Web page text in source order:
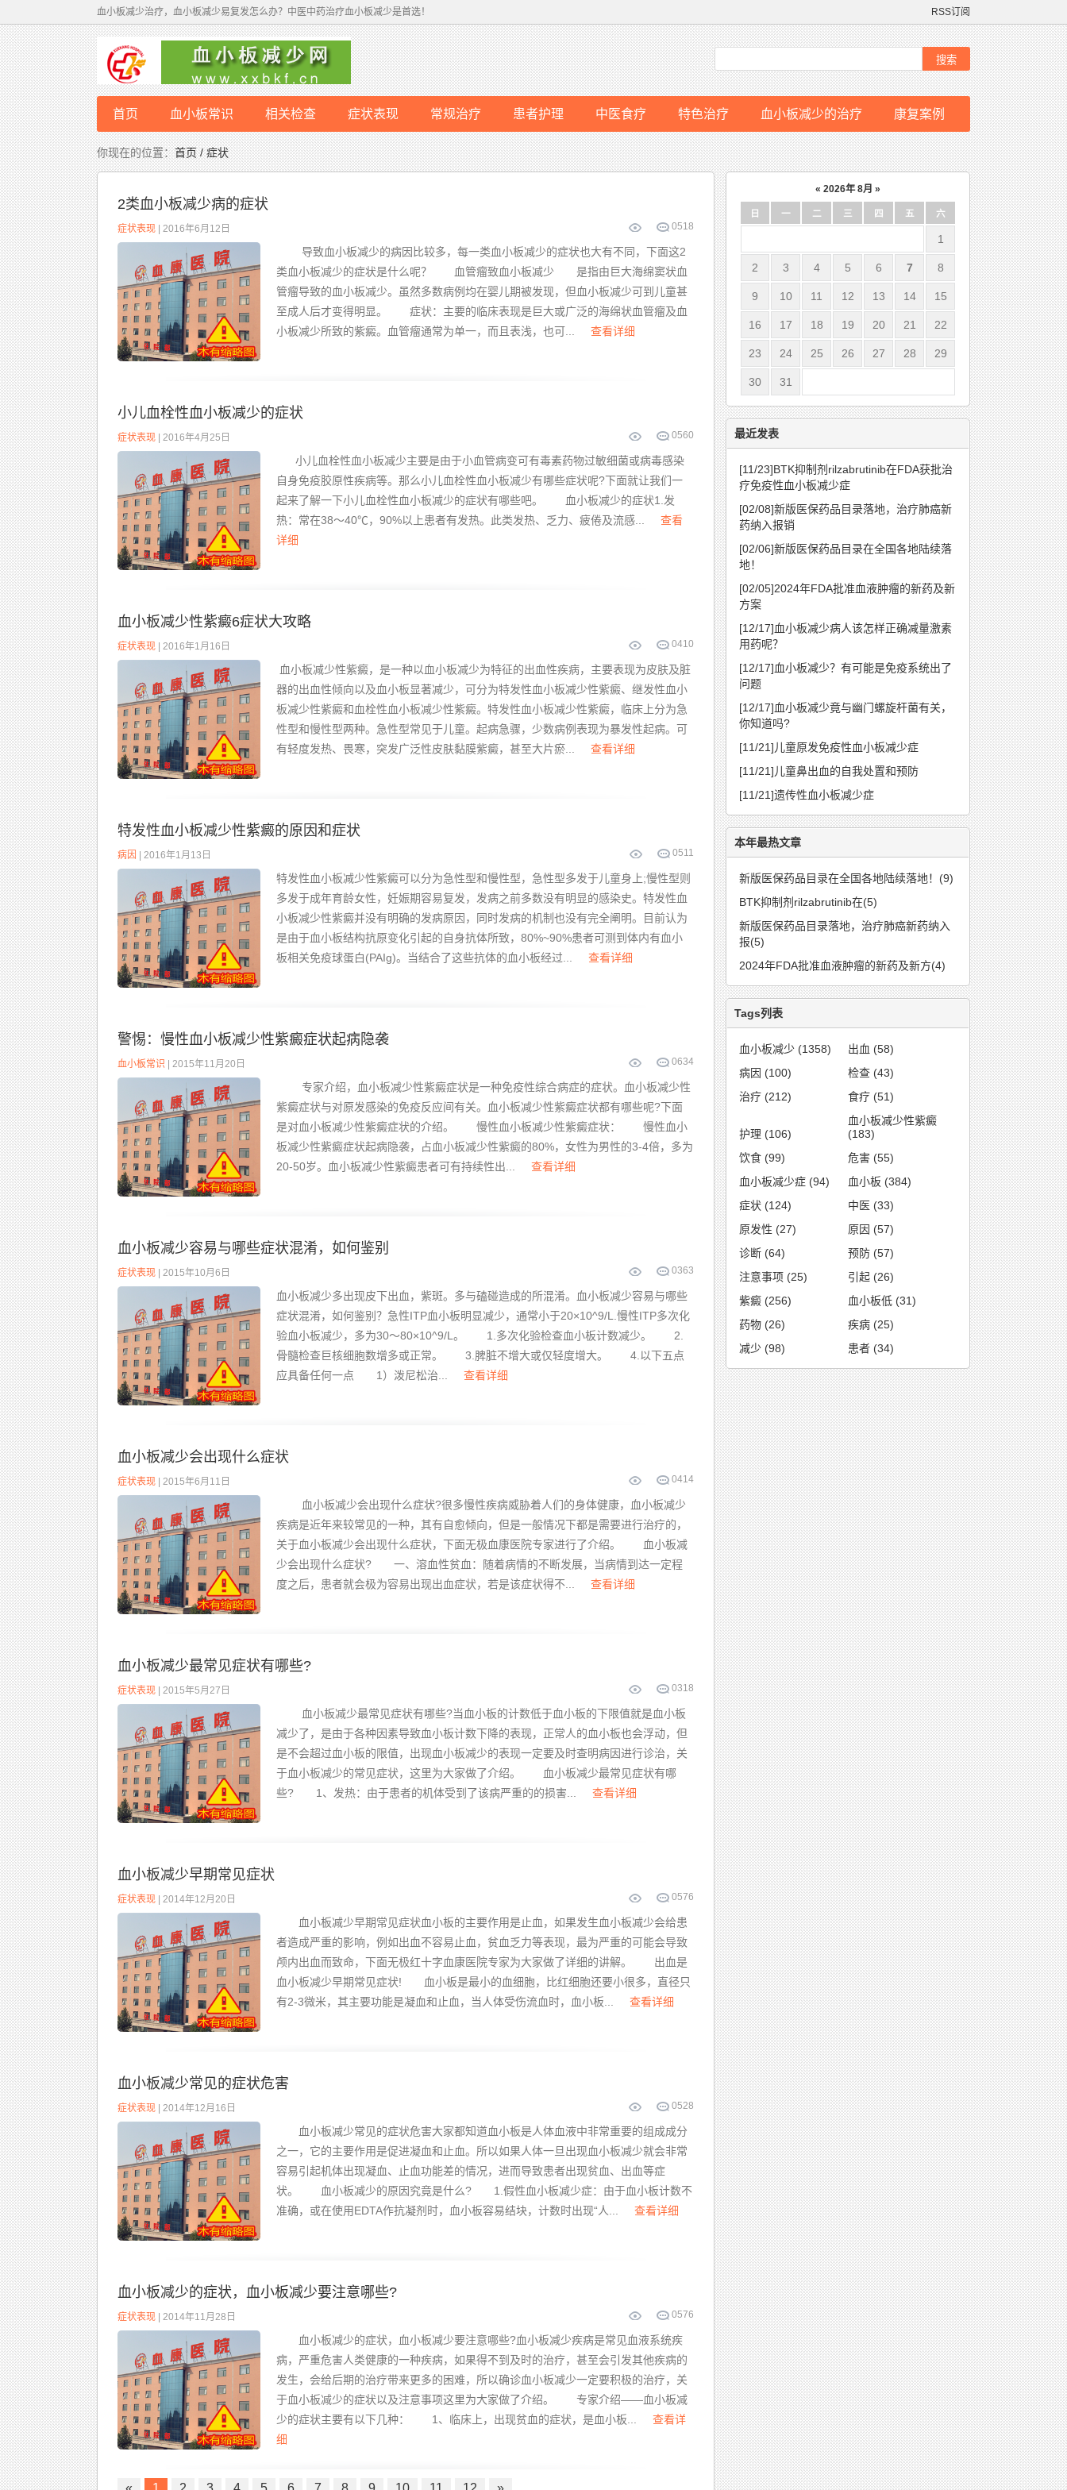
RSS订阅
血小板减少治疗，血小板减少易复发怎么办？中医中药治疗血小板减少是首选！
首页 血小板常识 相关检查 症状表现 常规治疗 患者护理 中医食疗 特色治疗 血小板减少的治疗 康复案例
病因
你现在的位置：首页 / 症状
2类血小板减少病的症状
518
0
症状表现 | 2016年6月12日
导致血小板减少的病因比较多，每一类血小板减少的症状也大有不同，下面这2
类血小板减少的症状是什么呢？ 血管瘤致血小板减少 是指由巨大海绵窦状血
管瘤导致的血小板减少。虽然多数病例均在婴儿期被发现，但血小板减少可到儿童甚
至成人后才变得明显。 症状：主要的临床表现是巨大或广泛的海绵状血管瘤及血
小板减少所致的紫癜。血管瘤通常为单一，而且表浅，也可...
查看详细
小儿血栓性血小板减少的症状
560
0
症状表现 | 2016年4月25日
小儿血栓性血小板减少主要是由于小血管病变可有毒素药物过敏细菌或病毒感染
自身免疫胶原性疾病等。那么小儿血栓性血小板减少有哪些症状呢?下面就让我们一
起来了解一下小儿血栓性血小板减少的症状有哪些吧。 血小板减少的症状1.发
热：常在38～40℃，90%以上患者有发热。此类发热、乏力、疲倦及流感...
查看
详细
血小板减少性紫癜6症状大攻略
410
0
症状表现 | 2016年1月16日
血小板减少性紫癜，是一种以血小板减少为特征的出血性疾病，主要表现为皮肤及脏
器的出血性倾向以及血小板显著减少，可分为特发性血小板减少性紫癜、继发性血小
板减少性紫癜和血栓性血小板减少性紫癜。特发性血小板减少性紫癜，临床上分为急
性型和慢性型两种。急性型常见于儿童。起病急骤，少数病例表现为暴发性起病。可
有轻度发热、畏寒，突发广泛性皮肤黏膜紫癜，甚至大片瘀...
查看详细
特发性血小板减少性紫癜的原因和症状
511
0
病因 | 2016年1月13日
特发性血小板减少性紫癜可以分为急性型和慢性型，急性型多发于儿童身上;慢性型则
多发于成年育龄女性，妊娠期容易复发，发病之前多数没有明显的感染史。特发性血
小板减少性紫癜并没有明确的发病原因，同时发病的机制也没有完全阐明。目前认为
是由于血小板结构抗原变化引起的自身抗体所致，80%~90%患者可测到体内有血小
板相关免疫球蛋白(PAIg)。当结合了这些抗体的血小板经过...
查看详细
警惕：慢性血小板减少性紫癜症状起病隐袭
634
0
血小板常识 | 2015年11月20日
专家介绍，血小板减少性紫癜症状是一种免疫性综合病症的症状。血小板减少性
紫癜症状与对原发感染的免疫反应间有关。血小板减少性紫癜症状都有哪些呢?下面
是对血小板减少性紫癜症状的介绍。 慢性血小板减少性紫癜症状： 慢性血小
板减少性紫癜症状起病隐袭，占血小板减少性紫癜的80%，女性为男性的3-4倍，多为
20-50岁。血小板减少性紫癜患者可有持续性出...
查看详细
血小板减少容易与哪些症状混淆，如何鉴别
363
0
症状表现 | 2015年10月6日
血小板减少多出现皮下出血，紫斑。多与磕碰造成的所混淆。血小板减少容易与哪些
症状混淆，如何鉴别？急性ITP血小板明显减少，通常小于20×10^9/L.慢性ITP多次化
验血小板减少，多为30～80×10^9/L。 1.多次化验检查血小板计数减少。 2.
骨髓检查巨核细胞数增多或正常。 3.脾脏不增大或仅轻度增大。 4.以下五点
应具备任何一点 1）泼尼松治...
查看详细
血小板减少会出现什么症状
414
0
症状表现 | 2015年6月11日
血小板减少会出现什么症状?很多慢性疾病威胁着人们的身体健康，血小板减少
疾病是近年来较常见的一种，其有自愈倾向，但是一般情况下都是需要进行治疗的，
关于血小板减少会出现什么症状，下面无极血康医院专家进行了介绍。 血小板减
少会出现什么症状? 一、溶血性贫血：随着病情的不断发展，当病情到达一定程
度之后，患者就会极为容易出现出血症状，若是该症状得不...
查看详细
血小板减少最常见症状有哪些?
318
0
症状表现 | 2015年5月27日
血小板减少最常见症状有哪些?当血小板的计数低于血小板的下限值就是血小板
减少了，是由于各种因素导致血小板计数下降的表现，正常人的血小板也会浮动，但
是不会超过血小板的限值，出现血小板减少的表现一定要及时查明病因进行诊治，关
于血小板减少的常见症状，这里为大家做了介绍。 血小板减少最常见症状有哪
些? 1、发热：由于患者的机体受到了该病严重的的损害...
查看详细
血小板减少早期常见症状
576
0
症状表现 | 2014年12月20日
血小板减少早期常见症状血小板的主要作用是止血，如果发生血小板减少会给患
者造成严重的影响，例如出血不容易止血，贫血乏力等表现，最为严重的可能会导致
颅内出血而致命，下面无极红十字血康医院专家为大家做了详细的讲解。 出血是
血小板减少早期常见症状! 血小板是最小的血细胞，比红细胞还要小很多，直径只
有2-3微米，其主要功能是凝血和止血，当人体受伤流血时，血小板...
查看详细
血小板减少常见的症状危害
528
0
症状表现 | 2014年12月16日
血小板减少常见的症状危害大家都知道血小板是人体血液中非常重要的组成成分
之一，它的主要作用是促进凝血和止血。所以如果人体一旦出现血小板减少就会非常
容易引起机体出现凝血、止血功能差的情况，进而导致患者出现贫血、出血等症
状。 血小板减少的原因究竟是什么? 1.假性血小板减少症：由于血小板计数不
准确，或在使用EDTA作抗凝剂时，血小板容易结块，计数时出现“人...
查看详细
血小板减少的症状，血小板减少要注意哪些?
576
0
症状表现 | 2014年11月28日
血小板减少的症状，血小板减少要注意哪些?血小板减少疾病是常见血液系统疾
病，严重危害人类健康的一种疾病，如果得不到及时的治疗，甚至会引发其他疾病的
发生，会给后期的治疗带来更多的困难，所以确诊血小板减少一定要积极的治疗，关
于血小板减少的症状以及注意事项这里为大家做了介绍。 专家介绍——血小板减
少的症状主要有以下几种： 1、临床上，出现贫血的症状，是血小板...
查看详
细
« 2026年 8月 »
日 一 二 三 四 五 六
1
2 3 4 5 6 7 8
9 10 11 12 13 14 15
16 17 18 19 20 21 22
23 24 25 26 27 28 29
30 31
最近发表
[11/23]BTK抑制剂rilzabrutinib在FDA获批治
疗免疫性血小板减少症
[02/08]新版医保药品目录落地，治疗肺癌新
药纳入报销
[02/06]新版医保药品目录在全国各地陆续落
地！
[02/05]2024年FDA批准血液肿瘤的新药及新
方案
[12/17]血小板减少病人该怎样正确减量激素
用药呢？
[12/17]血小板减少？有可能是免疫系统出了
问题
[12/17]血小板减少竟与幽门螺旋杆菌有关，
你知道吗?
[11/21]儿童原发免疫性血小板减少症
[11/21]儿童鼻出血的自我处置和预防
[11/21]遗传性血小板减少症
本年最热文章
新版医保药品目录在全国各地陆续落地！(9)
BTK抑制剂rilzabrutinib在(5)
新版医保药品目录落地，治疗肺癌新药纳入
报(5)
2024年FDA批准血液肿瘤的新药及新方(4)
Tags列表
血小板减少 (1358) 出血 (58)
病因 (100) 检查 (43)
治疗 (212) 食疗 (51)
护理 (106)
血小板减少性紫癜
(183)
饮食 (99) 危害 (55)
血小板减少症 (94) 血小板 (384)
症状 (124) 中医 (33)
原发性 (27) 原因 (57)
诊断 (64) 预防 (57)
注意事项 (25) 引起 (26)
紫癜 (256) 血小板低 (31)
药物 (26) 疾病 (25)
减少 (98) 患者 (34)